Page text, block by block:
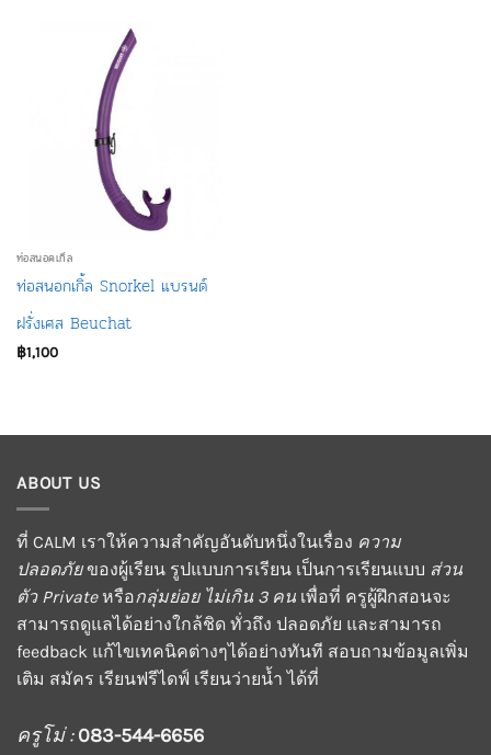
ท่อสนอคเกิ้ล
ท่อสนอกเกิ้ล Snorkel แบรนด์
ฝรั่งเศส Beuchat
฿1,100
ABOUT US
ที่ CALM เราให้ความสำคัญอันดับหนึ่งในเรื่อง ความ
ปลอดภัยของผู้เรียน รูปแบบการเรียน เป็นการเรียนแบบ ส่วน
ตัว Privateหรือกลุ่มย่อย ไม่เกิน 3 คน เพื่อที่ ครูผู้ฝึกสอนจะ
สามารถดูแลได้อย่างใกล้ชิด ทั่วถึง ปลอดภัย และสามารถ
feedback แก้ไขเทคนิคต่างๆได้อย่างทันที สอบถามข้อมูลเพิ่ม
เติม สมัคร เรียนฟรีไดฟ์ เรียนว่ายน้ำ ได้ที่
ครูโม่ :083-544-6656